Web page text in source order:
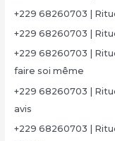
+229 68260703 |
+229 68260703 |
+229 68260703 |
faire soi même
+229 68260703 |
avis
+229 68260703 |